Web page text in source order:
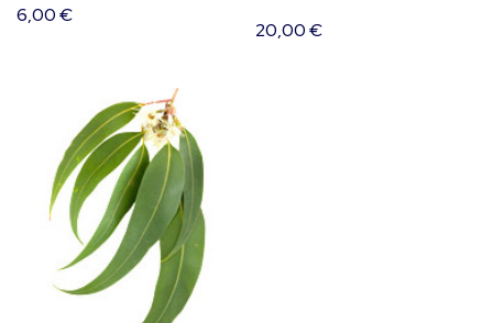
6,00€
20,00€